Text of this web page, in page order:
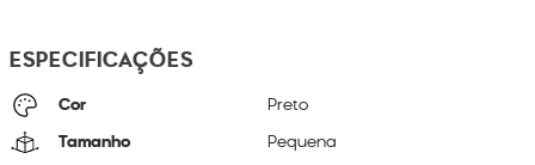
ESPECIFICAÇÕES
Cor Preto
Tamanho Pequena